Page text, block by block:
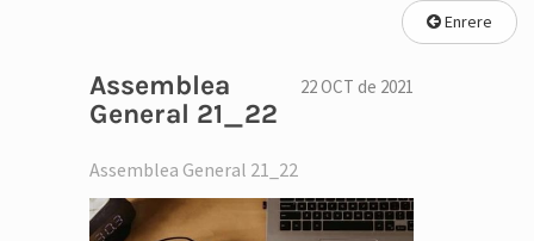
Enrere
22 OCT de 2021
Assemblea
General 21_22
Assemblea General 21_22